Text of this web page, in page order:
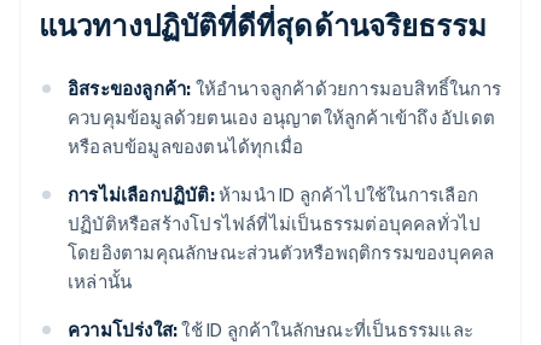
แนวทางปฏิบัติที่ดีที่สุดด้านจริยธรรม
อิสระของลูกค้า: ให้อำนาจลูกค้าด้วยการมอบสิทธิ์ในการ
ควบคุมข้อมูลด้วยตนเอง อนุญาตให้ลูกค้าเข้าถึง อัปเดต
หรือลบข้อมูลของตนได้ทุกเมื่อ
การไม่เลือกปฏิบัติ:ห้ามนำ ID ลูกค้าไปใช้ในการเลือก
ปฏิบัติหรือสร้างโปรไฟล์ที่ไม่เป็นธรรมต่อบุคคลทั่วไป
โดยอิงตามคุณลักษณะส่วนตัวหรือพฤติกรรมของบุคคล
เหล่านั้น
ความโปร่งใส:ใช้ ID ลูกค้าในลักษณะที่เป็นธรรมและ